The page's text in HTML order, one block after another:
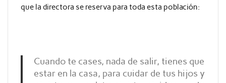
que la directora se reserva para toda esta población:
Cuando te cases, nada de salir, tienes que
estar en la casa, para cuidar de tus hijos y